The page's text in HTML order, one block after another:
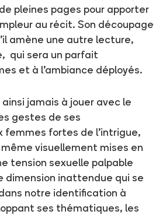
pleines pages pour apporter
au récit. Son découpage
amène une autre lecture,
qui sera un parfait
et à l'ambiance déployés.
jamais à jouer avec le
gestes de ses
femmes fortes de l'intrigue,
visuellement mises en
tension sexuelle palpable
dimension inattendue qui se
notre identification à
ses thématiques, les